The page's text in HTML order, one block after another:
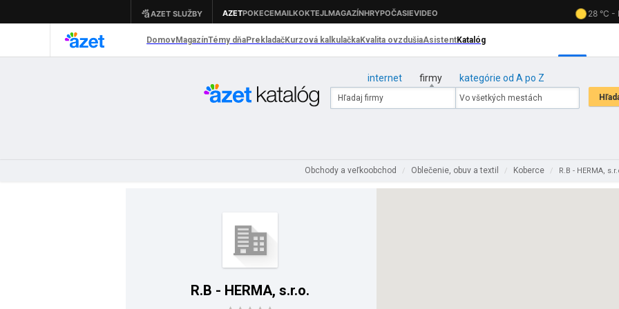
internet firmy kategórie od A po Z
Obchody a veľkoobchod / Oblečenie, obuv a textil / Koberce / R.B - HERMA,
R.B - HERMA, s.r.o.